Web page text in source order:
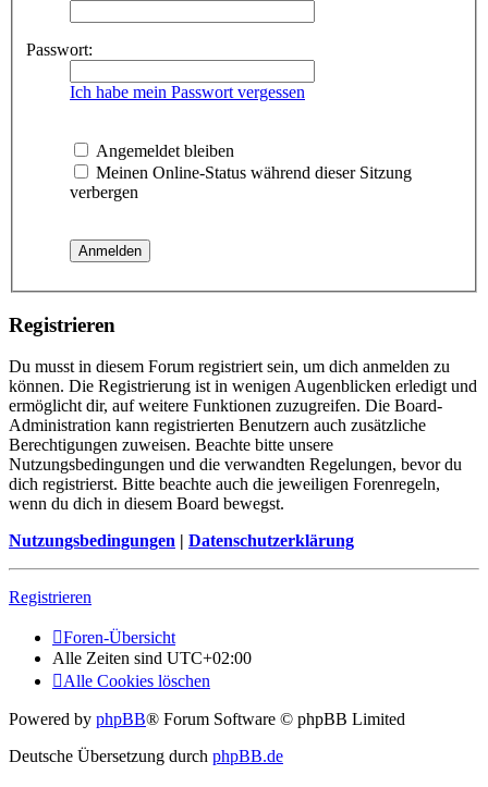
Passwort:
Ich habe mein Passwort vergessen
Angemeldet bleiben
Meinen Online-Status während dieser Sitzung
verbergen
Registrieren
Du musst in diesem Forum registriert sein, um dich anmelden zu
können. Die Registrierung ist in wenigen Augenblicken erledigt und
ermöglicht dir, auf weitere Funktionen zuzugreifen. Die Board-
Administration kann registrierten Benutzern auch zusätzliche
Berechtigungen zuweisen. Beachte bitte unsere
Nutzungsbedingungen und die verwandten Regelungen, bevor du
dich registrierst. Bitte beachte auch die jeweiligen Forenregeln,
wenn du dich in diesem Board bewegst.
Nutzungsbedingungen | Datenschutzerklärung
Registrieren
Foren-Übersicht
Alle Zeiten sind UTC+02:00
Alle Cookies löschen
Powered by phpBB® Forum Software © phpBB Limited
Deutsche Übersetzung durch phpBB.de